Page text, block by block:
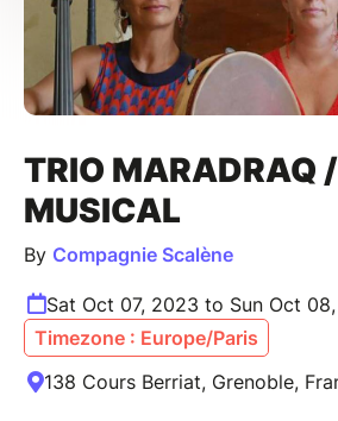
TRIO MARADRAQ
MUSICAL
By Compagnie Scalène
Sat Oct 07, 2023 to Sun Oct
Timezone : Europe/Paris
138 Cours Berriat, Grenoble,